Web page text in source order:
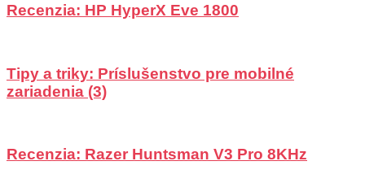
Recenzia: HP HyperX Eve 1800
Tipy a triky: Príslušenstvo pre mobilné
zariadenia (3)
Recenzia: Razer Huntsman V3 Pro 8KHz